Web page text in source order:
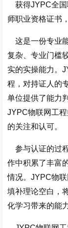
获得JYPC全国
师职业资格证书
这是一份专业
复杂、专业门槛
实的实操能力。
程，对持证人的
单位提供了能力
JYPC物联网工
的关注和认可。
参与认证的过
作中积累了丰富
情况。JYPC物
填补理论空白，
化学习带来的能